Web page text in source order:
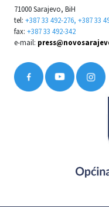
71000 Sarajevo, BiH
tel: +387 33 492-276, +387 33
fax: +387 33 492-342
e-mail: